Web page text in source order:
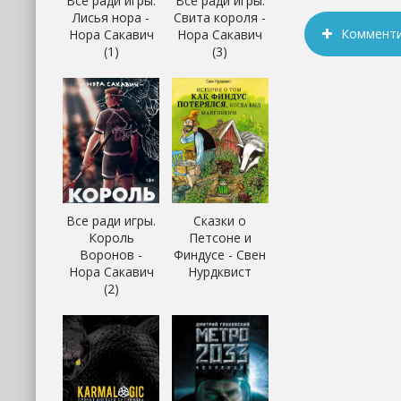
Лисья нора -
Нора Сакавич
(1)
Свита короля -
Нора Сакавич
(3)
Все ради игры.
Король
Воронов -
Нора Сакавич
(2)
Сказки о
Петсоне и
Финдусе - Свен
Нурдквист